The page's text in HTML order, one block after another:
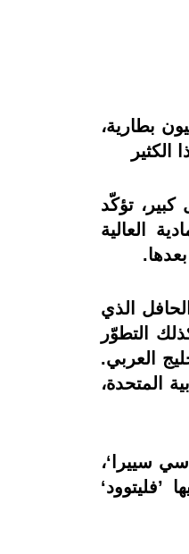
مليون مركبة في المنطقة، وتحقيق إنجاز بارز عبر إنتاج 1 مليون مركبة، وبيع نحو 60 مليون بطارية،
تؤكّد
العالية
الحافل الذي
التطوّر
العربي.
المتحدة،
سييرا‘،
’فليتوود‘